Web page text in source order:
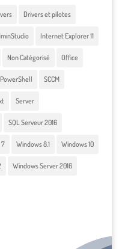
Drivers et pilotes
Internet Explorer 11
Non Catégorisé Office
PowerShell SCCM
Server
SQL Serveur 2016
Windows 8.1 Windows 10
Windows Server 2016